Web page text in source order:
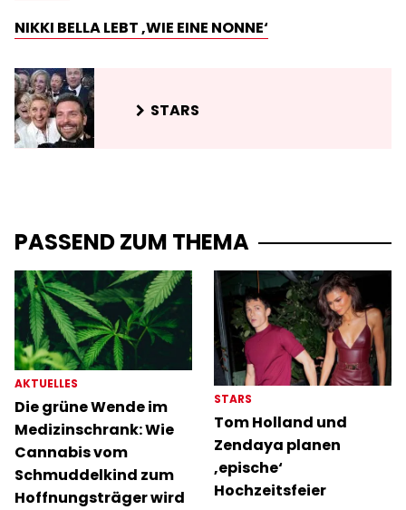
NIKKI BELLA LEBT ‚WIE EINE NONNE‘
STARS
PASSEND ZUM THEMA
AKTUELLES
Die grüne Wende im
Medizinschrank: Wie
Cannabis vom
Schmuddelkind zum
Hoffnungsträger wird
STARS
Tom Holland und
Zendaya planen
‚epische‘
Hochzeitsfeier